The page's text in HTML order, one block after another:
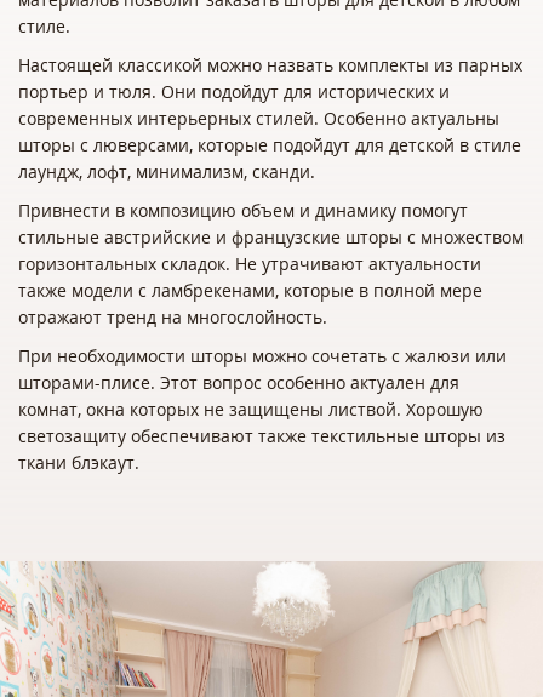
стиле.
Настоящей классикой можно назвать комплекты из парных
портьер и тюля. Они подойдут для исторических и
современных интерьерных стилей. Особенно актуальны
шторы с люверсами, которые подойдут для детской в стиле
лаундж, лофт, минимализм, сканди.
Привнести в композицию объем и динамику помогут
стильные австрийские и французские шторы с множеством
горизонтальных складок. Не утрачивают актуальности
также модели с ламбрекенами, которые в полной мере
отражают тренд на многослойность.
При необходимости шторы можно сочетать с жалюзи или
шторами-плисе. Этот вопрос особенно актуален для
комнат, окна которых не защищены листвой. Хорошую
светозащиту обеспечивают также текстильные шторы из
ткани блэкаут.